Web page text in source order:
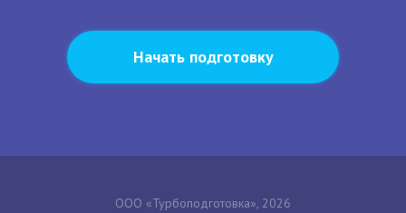
Начать подготовку
ООО «Турбоподготовка», 2026